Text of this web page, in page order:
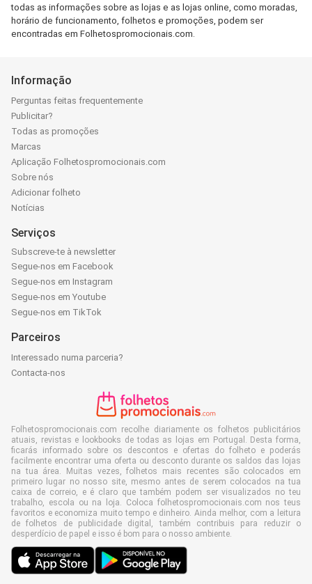
todas as informações sobre as lojas e as lojas online, como moradas,
horário de funcionamento, folhetos e promoções, podem ser
encontradas em Folhetospromocionais.com.
Informação
Perguntas feitas frequentemente
Publicitar?
Todas as promoções
Marcas
Aplicação Folhetospromocionais.com
Sobre nós
Adicionar folheto
Notícias
Serviços
Subscreve-te à newsletter
Segue-nos em Facebook
Segue-nos em Instagram
Segue-nos em Youtube
Segue-nos em TikTok
Parceiros
Interessado numa parceria?
Contacta-nos
Folhetospromocionais.com recolhe diariamente os folhetos publicitários
atuais, revistas e lookbooks de todas as lojas em Portugal. Desta forma,
ficarás informado sobre os descontos e ofertas do folheto e poderás
facilmente encontrar uma oferta ou desconto durante os saldos das lojas
na tua área. Muitas vezes, folhetos mais recentes são colocados em
primeiro lugar no nosso site, mesmo antes de serem colocados na tua
caixa de correio, e é claro que também podem ser visualizados no teu
trabalho, escola ou na loja. Coloca folhetospromocionais.com nos teus
favoritos e economiza muito tempo e dinheiro. Ainda melhor, com a leitura
de folhetos de publicidade digital, também contribuis para reduzir o
desperdício de papel e isso é bom para o nosso ambiente.